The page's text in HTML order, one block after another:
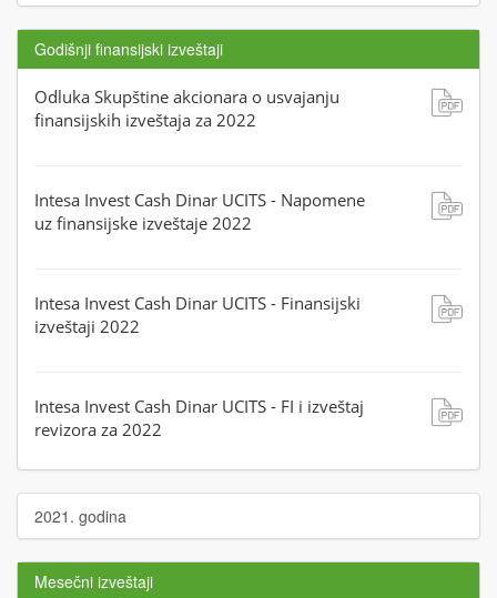
Godišnji finansijski izveštaji
Odluka Skupštine akcionara o usvajanju
finansijskih izveštaja za 2022
Intesa Invest Cash Dinar UCITS - Napomene
uz finansijske izveštaje 2022
Intesa Invest Cash Dinar UCITS - Finansijski
izveštaji 2022
Intesa Invest Cash Dinar UCITS - FI i izveštaj
revizora za 2022
2021. godina
Mesečni izveštaji